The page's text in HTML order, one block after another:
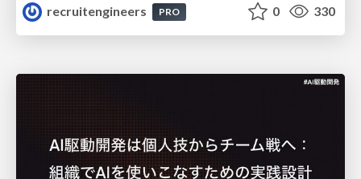
recruitengineers
PRO 0 330